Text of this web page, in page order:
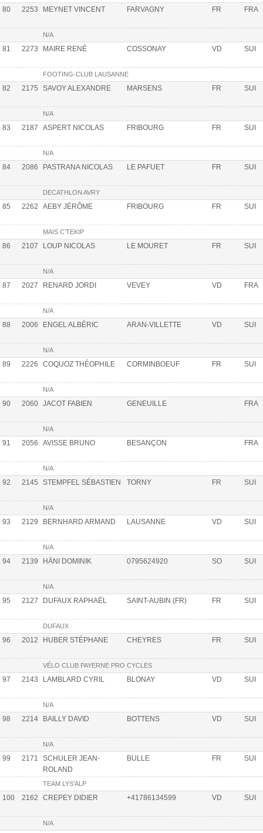
80 2253 MEYNET VINCENT FARVAGNY FR FRA
N/A
81 2273 MAIRE RENÉ COSSONAY VD SUI
FOOTING-CLUB LAUSANNE
82 2175 SAVOY ALEXANDRE MARSENS FR SUI
N/A
83 2187 ASPERT NICOLAS FRIBOURG FR SUI
N/A
84 2086 PASTRANA NICOLAS LE PAFUET FR SUI
DECATHLON AVRY
85 2262 AEBY JÉRÔME FRIBOURG FR SUI
MAIS C’TEKIP
86 2107 LOUP NICOLAS LE MOURET FR SUI
N/A
87 2027 RENARD JORDI VEVEY VD FRA
N/A
88 2006 ENGEL ALBÉRIC ARAN-VILLETTE VD SUI
N/A
89 2226 COQUOZ THÉOPHILE CORMINBOEUF FR SUI
N/A
90 2060 JACOT FABIEN GENEUILLE FRA
N/A
91 2056 AVISSE BRUNO BESANÇON FRA
N/A
92 2145 STEMPFEL SÉBASTIEN TORNY FR SUI
N/A
93 2129 BERNHARD ARMAND LAUSANNE VD SUI
N/A
94 2139 HÄNI DOMINIK 0795624920 SO SUI
N/A
95 2127 DUFAUX RAPHAËL SAINT-AUBIN (FR) FR SUI
DUFAUX
96 2012 HUBER STÉPHANE CHEYRES FR SUI
VÉLO CLUB PAYERNE PRO CYCLES
97 2143 LAMBLARD CYRIL BLONAY VD SUI
N/A
98 2214 BAILLY DAVID BOTTENS VD SUI
N/A
99 2171
SCHULER JEAN-
ROLAND
BULLE FR SUI
TEAM LYS'ALP
100 2162 CREPEY DIDIER +41786134599 VD SUI
N/A